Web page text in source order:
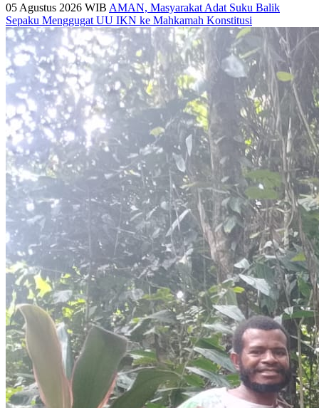
05 Agustus 2026 WIB AMAN, Masyarakat Adat Suku Balik
Sepaku Menggugat UU IKN ke Mahkamah Konstitusi